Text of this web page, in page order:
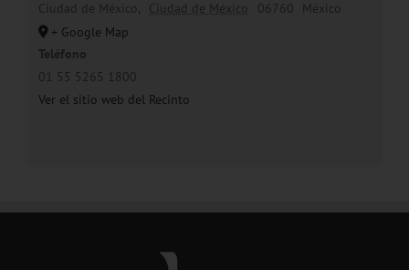
Ciudad de México , Ciudad de México 06760
México
+ Google Map
Teléfono
01 55 5265 1800
Ver el sitio web del Recinto